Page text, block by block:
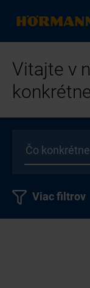
Vitajte v
Viac filtrov